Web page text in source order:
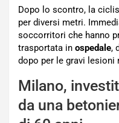
Dopo lo scontro, la
per diversi metri.
soccorritori che hanno
trasportata in ospedale,
dopo per le gravi lesioni
Milano,
da una